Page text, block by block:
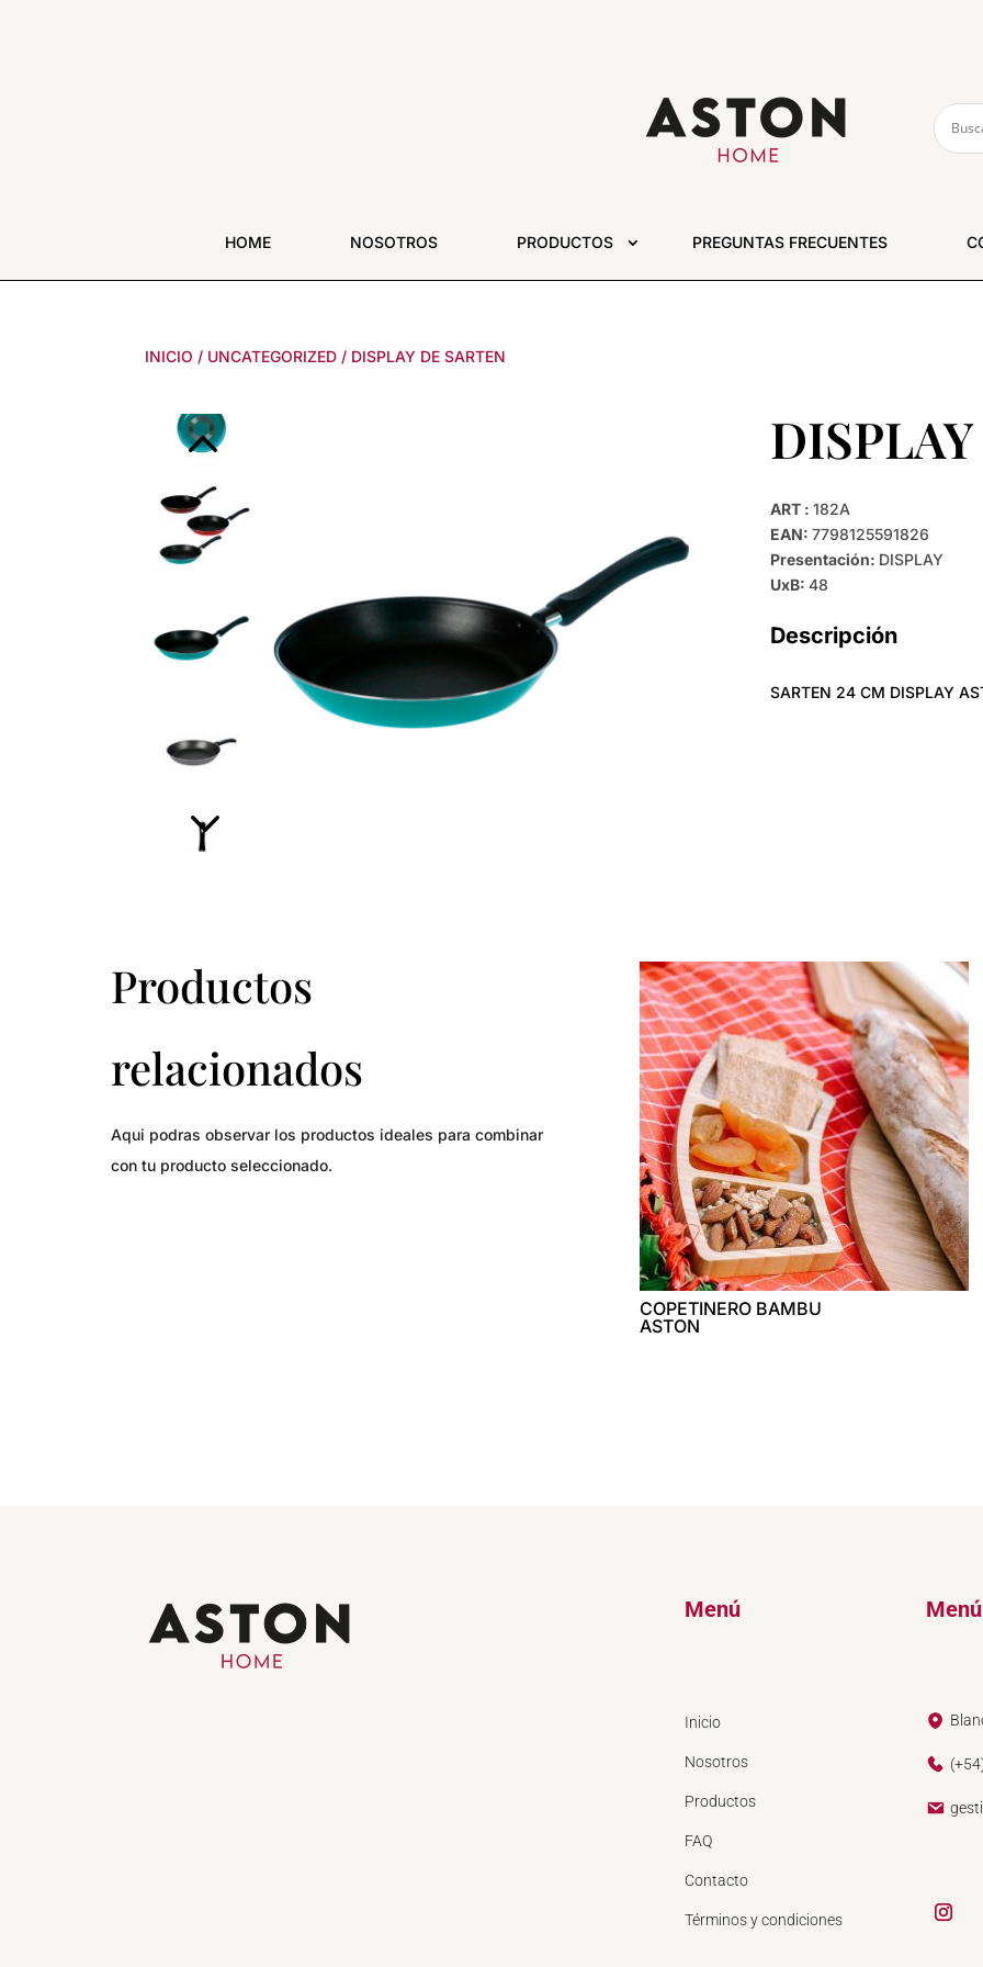
HOME NOSOTROS PRODUCTOS PREGUNTAS FRECUENTES
INICIO / UNCATEGORIZED / DISPLAY DE SARTEN
ART : 182A
EAN: 7798125591826
Presentación: DISPLAY
UxB: 48
Descripción
SARTEN 24 CM DISPLAY
Productos
relacionados
Aqui podras observar los productos ideales para combinar
con tu producto seleccionado.
COPETINERO BAMBU
ASTON
Menú
Inicio
Nosotros
Productos
FAQ
Contacto
Términos y condiciones
Menú